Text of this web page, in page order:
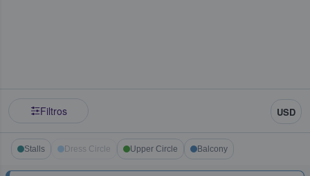
Filtros USD
Stalls Dress Circle Upper Circle Balcony